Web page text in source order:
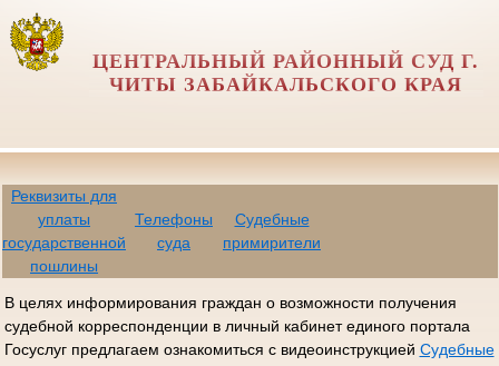
ЦЕНТРАЛЬНЫЙ РАЙОННЫЙ СУД Г.
ЧИТЫ ЗАБАЙКАЛЬСКОГО КРАЯ
Реквизиты для
уплаты
государственной
пошлины
Телефоны
суда
Судебные
примирители
В целях информирования граждан о возможности получения
судебной корреспонденции в личный кабинет единого портала
Госуслуг предлагаем ознакомиться с видеоинструкцией Судебные